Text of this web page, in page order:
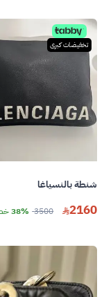
تخفيضات كبرى
شنطة بالنسياغا
2160
3500 38% خصم